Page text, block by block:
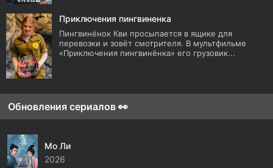
Приключения пингвиненка
Пингвинёнок Кви просыпается в ящике для
перевозки и зовёт смотрителя. В мультфильме
«Приключения пингвинёнка» его грузовик...
Обновления сериалов 👀
Мо Ли
2026